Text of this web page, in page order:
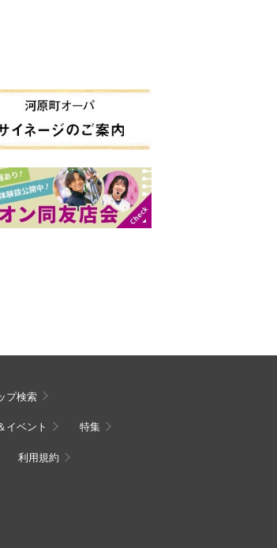
プ検索
イベント 特集
利用規約